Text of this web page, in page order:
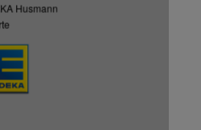
Husmann